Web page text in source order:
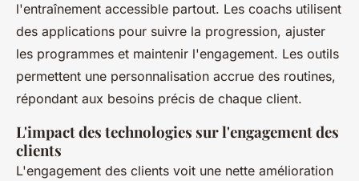
l'entraînement accessible partout. Les coachs utilisent
des applications pour suivre la progression, ajuster
les programmes et maintenir l'engagement. Les outils
permettent une personnalisation accrue des routines,
répondant aux besoins précis de chaque client.
L'impact des technologies sur l'engagement des
clients
L'engagement des clients voit une nette amélioration